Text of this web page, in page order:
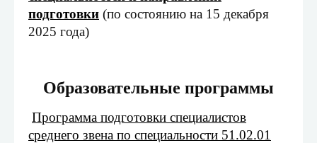
подготовки (по состоянию на 15 декабря
2025 года)
Образовательные программы
Программа подготовки специалистов
среднего звена по специальности 51.02.01